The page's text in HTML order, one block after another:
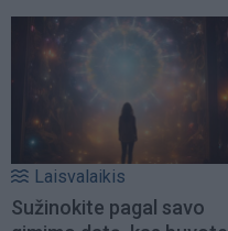
Laisvalaikis
Sužinokite pagal savo